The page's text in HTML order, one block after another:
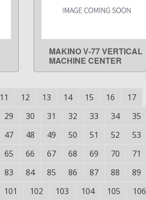
LEARN MORE
MAKINO V-77 VERTICAL
MACHINE CENTER
11 12 13 14 15 16
17
29 30 31 32 33 34
35
47 48 49 50 51 52
53
65 66 67 68 69 70
71
83 84 85 86 87 88
89
101 102 103 104 105
106